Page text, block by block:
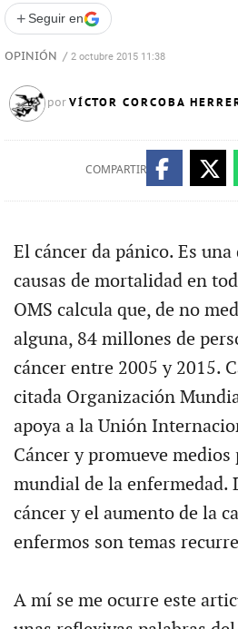
+ Seguir en
OPINIÓN / 2 octubre 2015 11:38
por VÍCTOR CORCOBA
COMPARTIR
El cáncer da pánico. Es
causas de mortalidad en
OMS calcula que, de no
alguna, 84 millones de
cáncer entre 2005 y 2015.
citada Organización
apoya a la Unión
Cáncer y promueve
mundial de la enfermedad.
cáncer y el aumento de la
enfermos son temas
A mí se me ocurre este